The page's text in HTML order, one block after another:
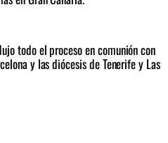
todo el proceso en comunión con
y las diócesis de Tenerife y Las